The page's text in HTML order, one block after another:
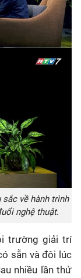
về hành trình
nghệ thuật.
trường giải trí
sẵn và đôi lúc
nhiều lần thử